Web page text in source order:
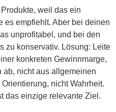
weil das ein
es empfiehlt. Aber bei deinen
unprofitabel, und bei den
zu konservativ. Lösung: Leite
konkreten Gewinnmarge,
nicht aus allgemeinen
nicht Wahrheit.
das einzige relevante Ziel.